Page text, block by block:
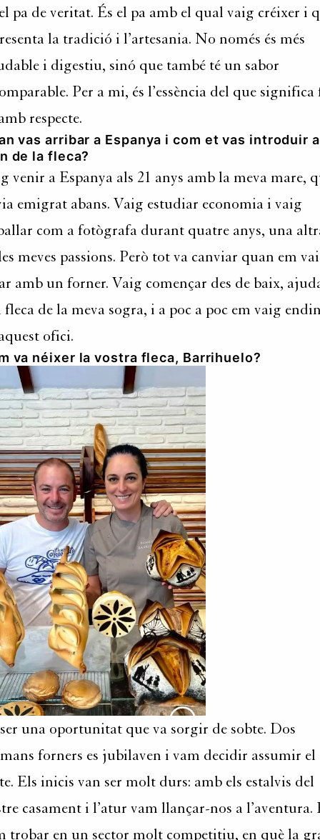
pa de veritat. És el pa amb el qual vaig créixer i
la tradició i l’artesania. No només és més
i digestiu, sinó que també té un sabor
Per a mi, és l’essència del que significa
respecte.
vas arribar a Espanya i com et vas introduir
de la fleca?
venir a Espanya als 21 anys amb la meva mare,
emigrat abans. Vaig estudiar economia i vaig
com a fotògrafa durant quatre anys, una
meves passions. Però tot va canviar quan em
amb un forner. Vaig començar des de baix,
fleca de la meva sogra, i a poc a poc em vaig
ofici.
va néixer la vostra fleca, Barrihuelo?
una oportunitat que va sorgir de sobte. Dos
forners es jubilaven i vam decidir assumir el
Els inicis van ser molt durs: amb els estalvis del
casament i l’atur vam llançar-nos a l’aventura.
trobar en un sector molt competitiu, en què la